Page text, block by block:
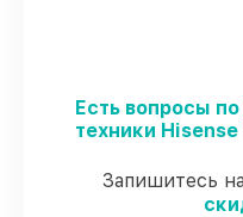
соблюдаем
клиентом.
полным
Есть вопросы
техники Hisense
Запишитесь